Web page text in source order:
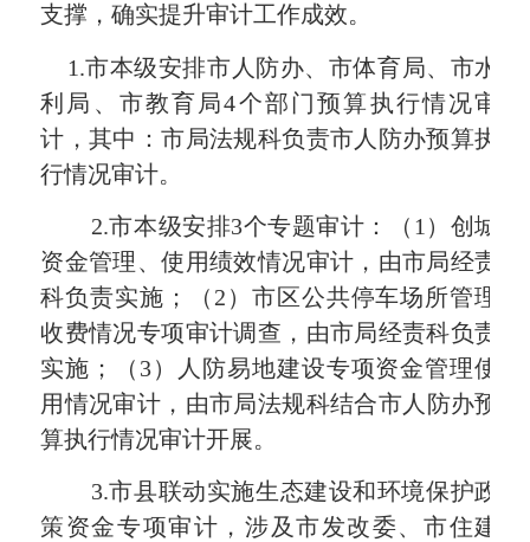
支撑，确实提升审计工作成效。
1.市本级安排市人防办、市体育局、市水
利局、市教育局4个部门预算执行情况审
计，其中：市局法规科负责市人防办预算执
行情况审计。
2.市本级安排3个专题审计：（ 1 ）创城
资金管理、使用绩效情况审计，由市局经责
科负责实施；（ 2 ）市区公共停车场所管理
收费情况专项审计调查，由市局经责科负责
实施；（ 3）人防易地建设专项资金管理使
用情况审计，由市局法规科结合市人防办预
算执行情况审计开展。
3.市县联动实施生态建设和环境保护政
策资金专项审计，涉及市发改委、市住建